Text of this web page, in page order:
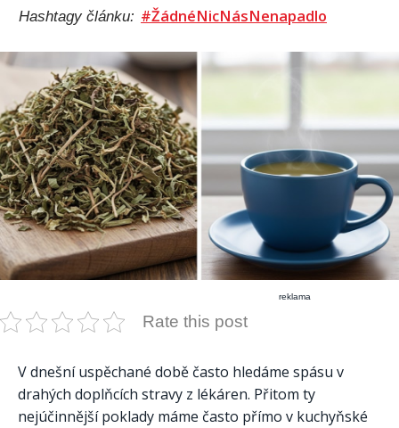
Hashtagy článku: #ŽádnéNicNásNenapadlo
reklama
Rate this post
V dnešní uspěchané době často hledáme spásu v
drahých doplňcích stravy z lékáren. Přitom ty
nejúčinnější poklady máme často přímo v kuchyňské